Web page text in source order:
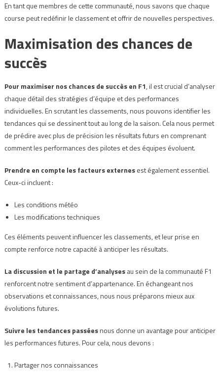
En tant que membres de cette communauté, nous savons que chaque
course peut redéfinir le classement et offrir de nouvelles perspectives.
Maximisation des chances de
succès
Pour maximiser nos chances de succès en F1, il est crucial d’analyser
chaque détail des stratégies d’équipe et des performances
individuelles. En scrutant les classements, nous pouvons identifier les
tendances qui se dessinent tout au long de la saison. Cela nous permet
de prédire avec plus de précision les résultats futurs en comprenant
comment les performances des pilotes et des équipes évoluent.
Prendre en compte les facteurs externesest également essentiel.
Ceux-ci incluent :
Les conditions météo
Les modifications techniques
Ces éléments peuvent influencer les classements, et leur prise en
compte renforce notre capacité à anticiper les résultats.
La discussion et le partage d’analysesau sein de la communauté F1
renforcent notre sentiment d’appartenance. En échangeant nos
observations et connaissances, nous nous préparons mieux aux
évolutions futures.
Suivre les tendances passéesnous donne un avantage pour anticiper
les performances futures. Pour cela, nous devons :
Partager nos connaissances